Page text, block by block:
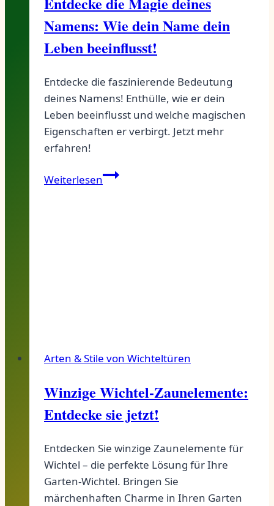
Namens: Wie dein Name dein
Leben beeinflusst!
Entdecke die faszinierende Bedeutung
deines Namens! Enthülle, wie er dein
Leben beeinflusst und welche magischen
Eigenschaften er verbirgt. Jetzt mehr
erfahren!
WeiterlesenEntdecke
Arten & Stile von Wichteltüren
Winzige Wichtel-Zaunelemente:
Entdecke sie jetzt!
Entdecken Sie winzige Zaunelemente für
Wichtel – die perfekte Lösung für Ihre
Garten-Wichtel. Bringen Sie
märchenhaften Charme in Ihren Garten